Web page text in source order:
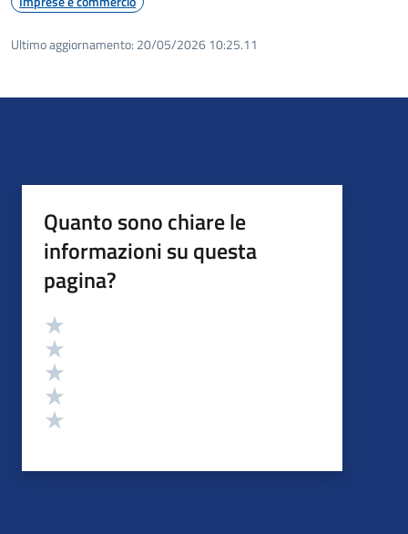
Ultimo aggiornamento: 20/05/2026 10:25.11
Quanto sono chiare le
informazioni su questa
pagina?
Valutazione